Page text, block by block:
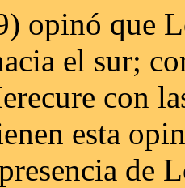
opinó que
el sur;
con
esta
de